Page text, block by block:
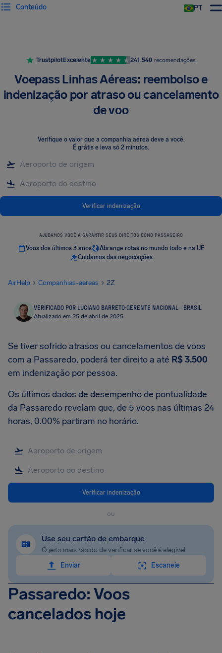
PT
Conteúdo
TrustpilotExcelente 241.540 recomendações
Voepass Linhas Aéreas: reembolso e
indenização por atraso ou cancelamento
de voo
Verifique o valor que a companhia aérea deve a você.
É grátis e leva só 2 minutos.
Verificar indenização
AJUDAMOS VOCÊ A GARANTIR SEUS DIREITOS COMO PASSAGEIRO
Voos dos últimos 3 anos
Abrange rotas no mundo todo e na UE
Cuidamos das negociações
AirHelp Companhias-aereas 2Z
VERIFICADO POR LUCIANO BARRETO·GERENTE NACIONAL - BRASIL
Atualizado em 25 de abril de 2025
Se tiver sofrido atrasos ou cancelamentos de voos
com a Passaredo, poderá ter direito a até R$ 3.500
em indenização por pessoa.
Os últimos dados de desempenho de pontualidade
da Passaredo revelam que, de 5 voos nas últimas 24
horas, 0.00% partiram no horário.
Verificar indenização
ou
Use seu cartão de embarque
O jeito mais rápido de verificar se você é elegível
Enviar
Escaneie
Passaredo: Voos
cancelados hoje